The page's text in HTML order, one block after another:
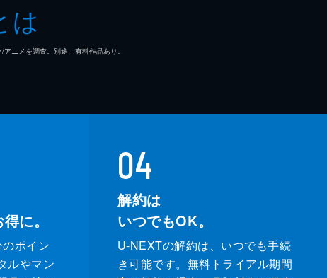
は
ニメを調査。別途、有料作品あり。
に。
ポイン
ルやマン
04
解約は
いつでもOK。
U-NEXTの解約は、いつでも手続
き可能です。無料トライアル期間